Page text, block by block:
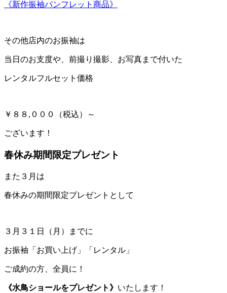
《新作振袖パンフレット商品》
その他店内のお振袖は
当日のお支度や、前撮り撮影、お写真まで付いた
レンタルフルセット価格
￥８８,０００（税込）～
ございます！
春休み期間限定プレゼント
また３月は
春休みの期間限定プレゼントとして
３月３１日（月）までに
お振袖「お買い上げ」「レンタル」
ご成約の方、全員に！
《水鳥ショールをプレゼント》 いたします！